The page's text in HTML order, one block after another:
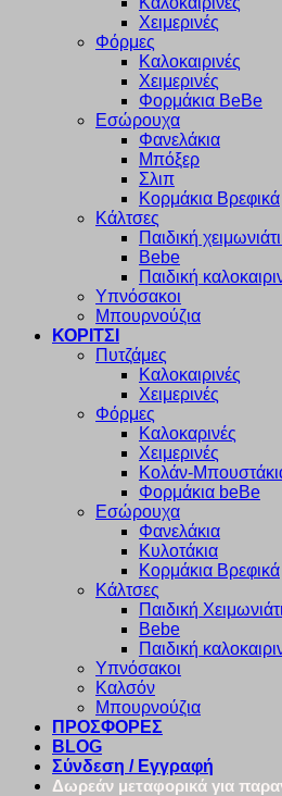
Χειμερινές
Φόρμες
Καλοκαιρινές
Χειμερινές
Φορμάκια BeBe
Εσώρουχα
Φανελάκια
Μπόξερ
Σλιπ
Κορμάκια Βρεφικά
Κάλτσες
Παιδική
Bebe
Παιδική
Υπνόσακοι
Μπουρνούζια
ΚΟΡΙΤΣΙ
Πυτζάμες
Καλοκαιρινές
Χειμερινές
Φόρμες
Καλοκαρινές
Χειμερινές
Κολάν-
Φορμάκια beBe
Εσώρουχα
Φανελάκια
Κυλοτάκια
Κορμάκια Βρεφικά
Κάλτσες
Παιδική
Bebe
Παιδική
Υπνόσακοι
Καλσόν
Μπουρνούζια
ΠΡΟΣΦΟΡΕΣ
BLOG
Σύνδεση / Εγγραφή
Δωρεάν μεταφορικά για